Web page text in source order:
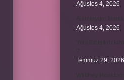
Ağustos 4, 2026
Ağustos 4, 2026
Temmuz 29, 2026